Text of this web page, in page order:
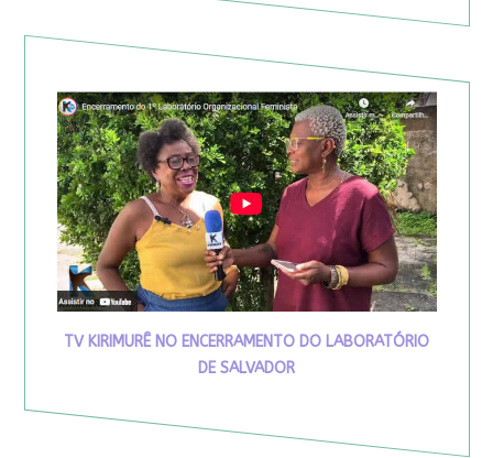
TV KIRIMURÊ NO ENCERRAMENTO DO LABORATÓRIO
DE SALVADOR